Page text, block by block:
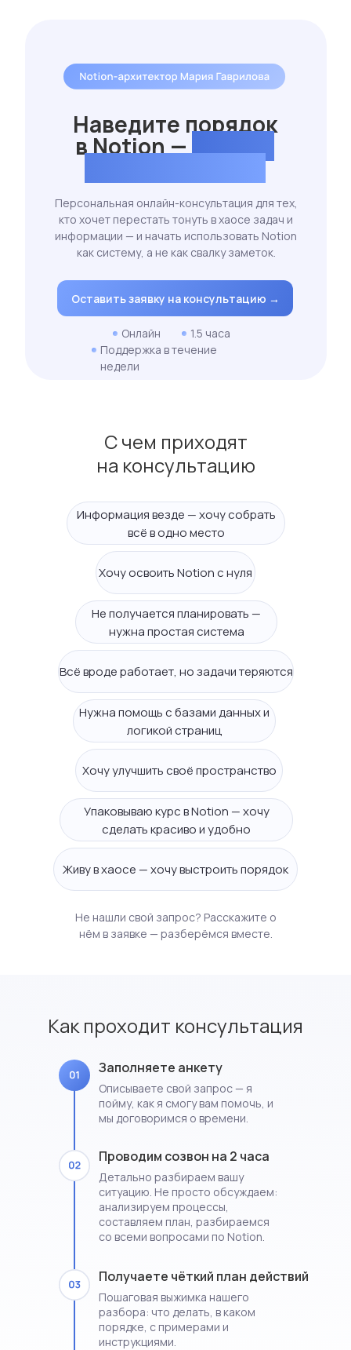
Наведите порядок
в Notion —за одну
Персональная онлайн-консультация для тех,
кто хочет перестать тонуть в хаосе задач и
информации — и начать использовать Notion
как систему, а не как свалку заметок.
Поддержка в течение
недели
1.5 часа
Онлайн
Оставить заявку на консультацию →
С чем приходят
на консультацию
Нужна помощь с базами данных и
логикой страниц
Не получается планировать —
нужна простая система
Упаковываю курс в Notion — хочу
сделать красиво и удобно
Хочу улучшить своё пространство
Живу в хаосе — хочу выстроить порядок
Всё вроде работает, но задачи теряются
Информация везде — хочу собрать
всё в одно место
Хочу освоить Notion с нуля
Не нашли свой запрос? Расскажите о
нём в заявке — разберёмся вместе.
Как проходит консультация
Пошаговая выжимка нашего
разбора: что делать, в каком
порядке, с примерами и
инструкциями.
Получаете чёткий план действий
Детально разбираем вашу
ситуацию. Не просто обсуждаем:
анализируем процессы,
составляем план, разбираемся
со всеми вопросами по Notion.
Проводим созвон на 2 часа
Описываете свой запрос — я
пойму, как я смогу вам помочь, и
мы договоримся о времени.
Заполняете анкету